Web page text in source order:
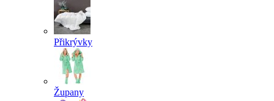
Přikrývky
Župany